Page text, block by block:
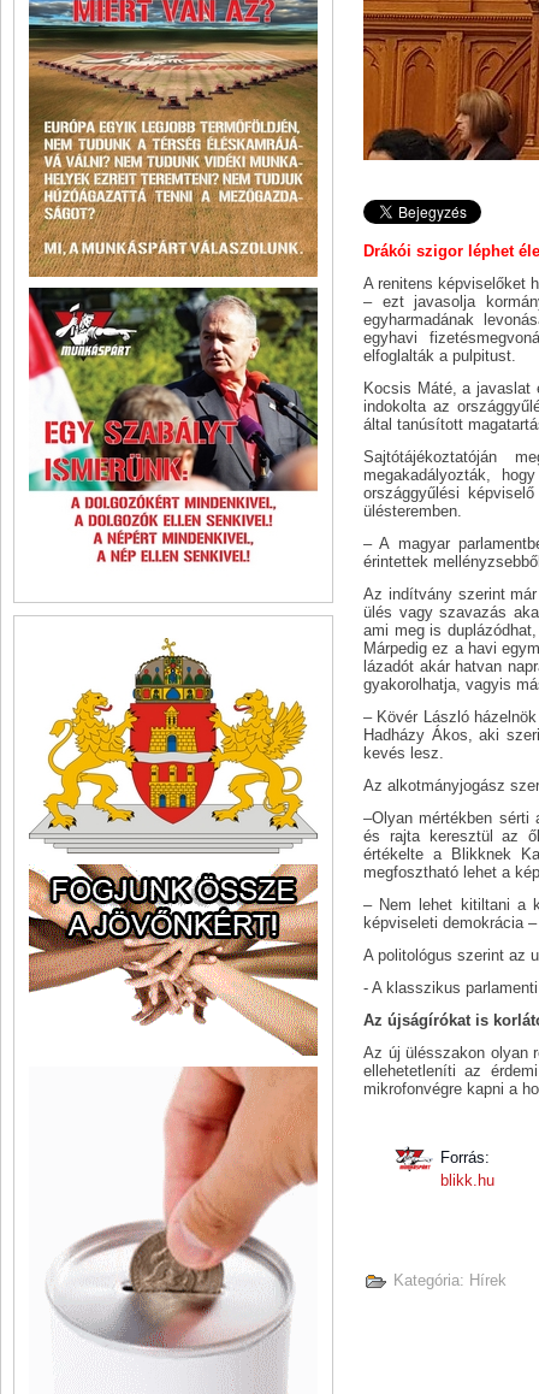
Drákói szigor léphet
A renitens képviselőket
– ezt javasolja
egyharmadának
egyhavi
elfoglalták a pulpitust.
Kocsis Máté, a javaslat
indokolta az
által tanúsított
Sajtótájékoztatóján
megakadályozták,
országgyűlési
ülésteremben.
– A magyar
érintettek
Az indítvány szerint
ülés vagy szavazás
ami meg is
Márpedig ez a havi
lázadót akár hatvan
gyakorolhatja, vagyis
– Kövér László
Hadházy Ákos, aki
kevés lesz.
Az alkotmányjogász
–Olyan mértékben sérti
és rajta keresztül az
értékelte a Blikknek
megfosztható lehet a
– Nem lehet kitiltani a
képviseleti demokrácia
A politológus szerint az
- A klasszikus
Az újságírókat is
Az új ülésszakon olyan
ellehetetleníti az
mikrofonvégre kapni a
Forrás:
blikk.hu
Kategória: Hírek